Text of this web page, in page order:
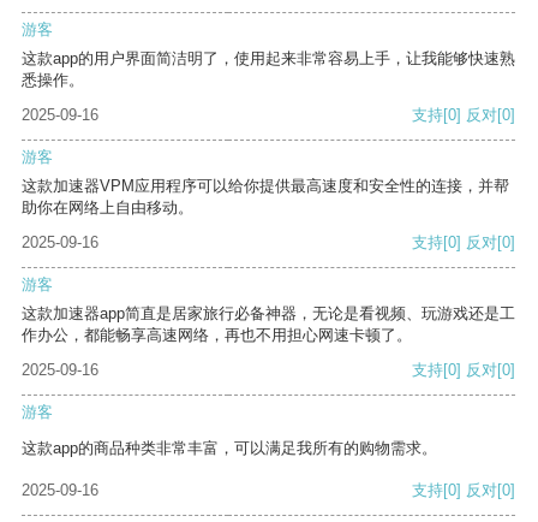
游客
这款app的用户界面简洁明了，使用起来非常容易上手，让我能够快速熟
悉操作。
2025-09-16
支持[0] 反对[0]
游客
这款加速器VPM应用程序可以给你提供最高速度和安全性的连接，并帮
助你在网络上自由移动。
2025-09-16
支持[0] 反对[0]
游客
这款加速器app简直是居家旅行必备神器，无论是看视频、玩游戏还是工
作办公，都能畅享高速网络，再也不用担心网速卡顿了。
2025-09-16
支持[0] 反对[0]
游客
这款app的商品种类非常丰富，可以满足我所有的购物需求。
2025-09-16 支持[0] 反对[0]